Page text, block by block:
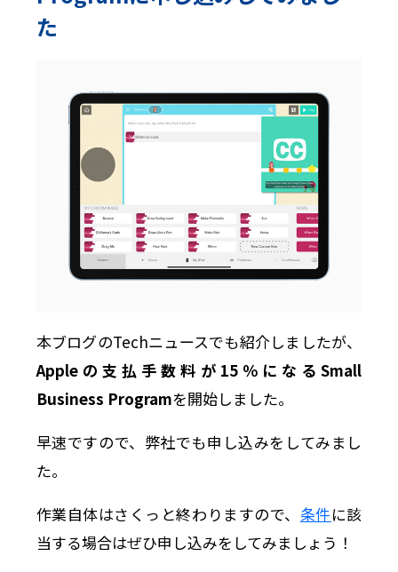
た
本ブログのTechニュースでも紹介しましたが、
Appleの支払手数料が15％になるSmall
Business Programを開始しました。
早速ですので、弊社でも申し込みをしてみまし
た。
作業自体はさくっと終わりますので、 条件に該
当する場合はぜひ申し込みをしてみましょう！